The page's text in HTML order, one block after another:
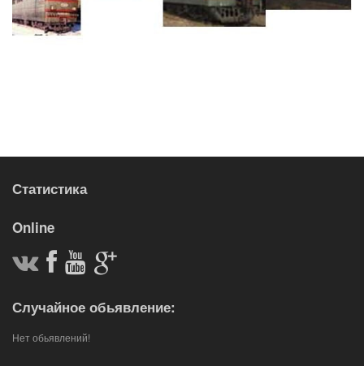
Статистика
Online
Случайное обьявление:
Нет обьявлений!